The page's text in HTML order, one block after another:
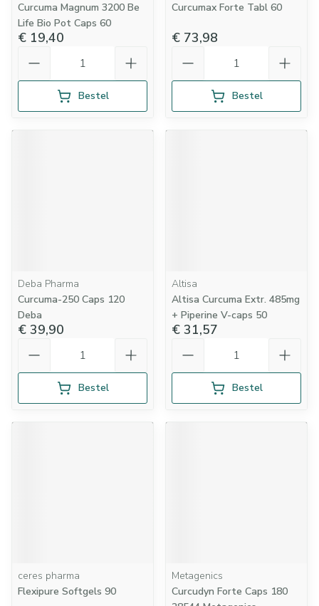
Curcuma Magnum 3200 Be
Life Bio Pot Caps 60
€ 19,40
Bestel
Curcumax Forte Tabl 60
€ 73,98
Bestel
Deba Pharma
Curcuma-250 Caps 120
Deba
€ 39,90
Bestel
Altisa
Altisa Curcuma Extr. 485mg
+ Piperine V-caps 50
€ 31,57
Bestel
ceres pharma
Flexipure Softgels 90
Metagenics
Curcudyn Forte Caps 180